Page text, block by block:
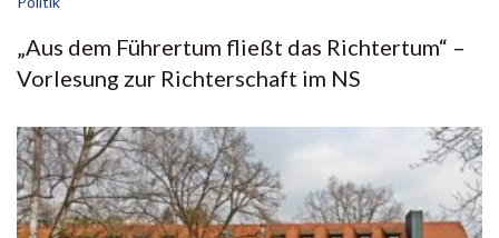
„Aus dem Führertum fließt das Richtertum“ –
Vorlesung zur Richterschaft im NS